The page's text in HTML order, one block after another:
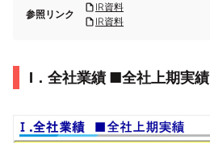
参照リンク
IR資料
IR資料
Ⅰ．全社業績 ■全社上期実績